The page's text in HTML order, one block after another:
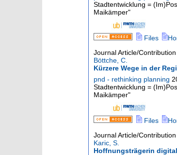
Stadtentwicklung =
Maikämper"
Files
Journal Article/
Böttche, C.
Kürzere Wege in der
pnd - rethinking planning
Stadtentwicklung =
Maikämper"
Files
Journal Article/
Karic, S.
Hoffnungsträgerin